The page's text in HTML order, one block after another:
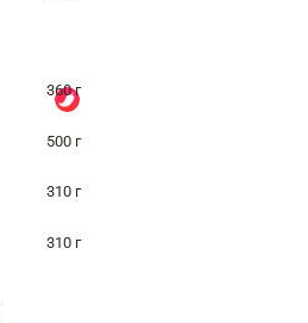
360 г
500 г
310 г
310 г